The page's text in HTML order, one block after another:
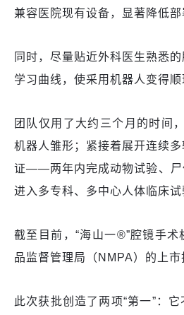
兼容医院现有设备，显著降低部
同时，尽量贴近外科医生熟悉
学习曲线，使采用机器人变得顺
团队仅用了大约三个月的时间
机器人雏形；紧接着展开连续
证——两年内完成动物试验、尸
进入多专科、多中心人体临床试
截至目前，“海山一®”腔镜手
品监督管理局（NMPA）的上市
此次获批创造了两项“第一”：